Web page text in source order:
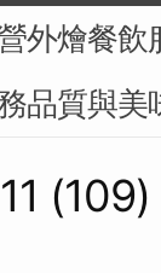
外燴餐飲
品質與美
(109)